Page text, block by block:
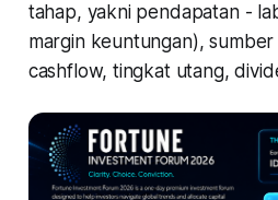
tahap, yakni pendapatan -
margin keuntungan),
cashflow, tingkat utang,